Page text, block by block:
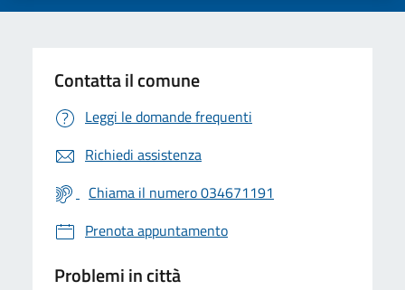
Contatta il comune
Leggi le domande frequenti
Richiedi assistenza
Chiama il numero 034671191
Prenota appuntamento
Problemi in città